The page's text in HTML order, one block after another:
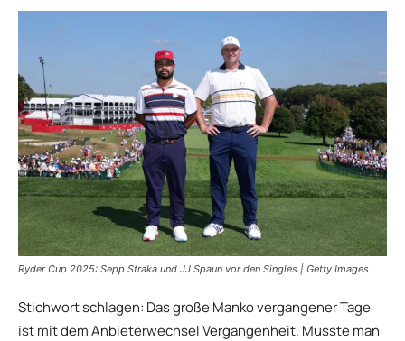
Ryder Cup 2025: Sepp Straka und JJ Spaun vor den Singles | Getty Images
Stichwort schlagen: Das große Manko vergangener Tage
ist mit dem Anbieterwechsel Vergangenheit. Musste man